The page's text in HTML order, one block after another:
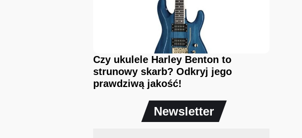
Czy ukulele Harley Benton to
strunowy skarb? Odkryj jego
prawdziwą jakość!
Newsletter